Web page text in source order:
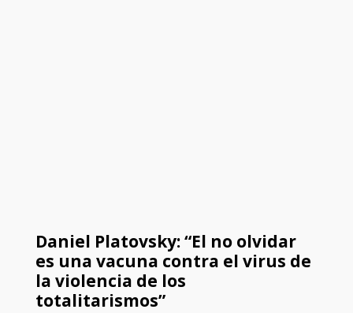
Daniel Platovsky: “El no olvidar
es una vacuna contra el virus de
la violencia de los
totalitarismos”